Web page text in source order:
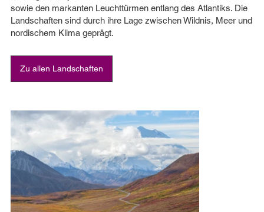
sowie den markanten Leuchttürmen entlang des Atlantiks. Die
Landschaften sind durch ihre Lage zwischen Wildnis, Meer und
nordischem Klima geprägt.
Zu allen Landschaften